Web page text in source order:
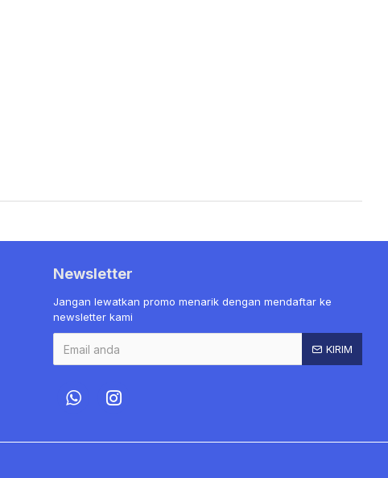
Newsletter
Jangan lewatkan promo menarik dengan mendaftar ke
newsletter kami
KIRIM